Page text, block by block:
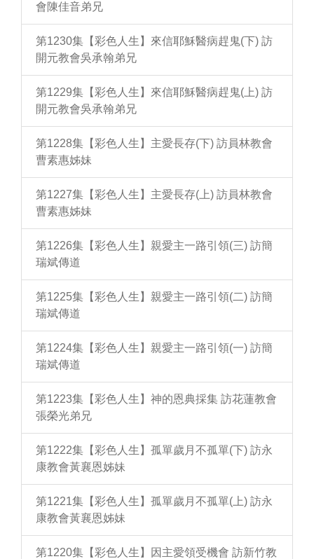
會陳佳音弟兄
第1230集【彩色人生】來信耶穌醫病趕鬼(下) 訪
開元教會吳承翰弟兄
第1229集【彩色人生】來信耶穌醫病趕鬼(上) 訪
開元教會吳承翰弟兄
第1228集【彩色人生】主愛長存(下) 訪員林教會
曹素惠姊妹
第1227集【彩色人生】主愛長存(上) 訪員林教會
曹素惠姊妹
第1226集【彩色人生】親愛主一路引領(三) 訪簡
瑞斌傳道
第1225集【彩色人生】親愛主一路引領(二) 訪簡
瑞斌傳道
第1224集【彩色人生】親愛主一路引領(一) 訪簡
瑞斌傳道
第1223集【彩色人生】神的恩典採集 訪花蓮教會
張榮光弟兄
第1222集【彩色人生】孤單歲月不孤單(下) 訪永
康教會黃襄恩姊妹
第1221集【彩色人生】孤單歲月不孤單(上) 訪永
康教會黃襄恩姊妹
第1220集【彩色人生】因主愛領受機會 訪新竹教